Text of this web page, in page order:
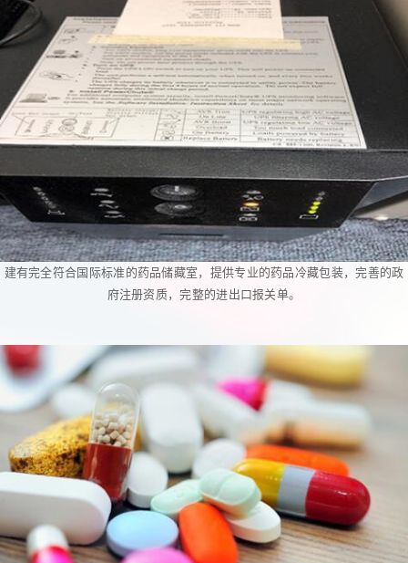
建有完全符合国际标准的药品储藏室，提供专业的药品冷藏包装，完善的政
府注册资质，完整的进出口报关单。